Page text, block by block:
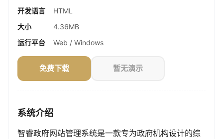
开发语言
HTML
大小
4.36MB
运行平台
Web / Windows
免费下载 暂无演示
系统介绍
智睿政府网站管理系统是一款专为政府机构设计的综